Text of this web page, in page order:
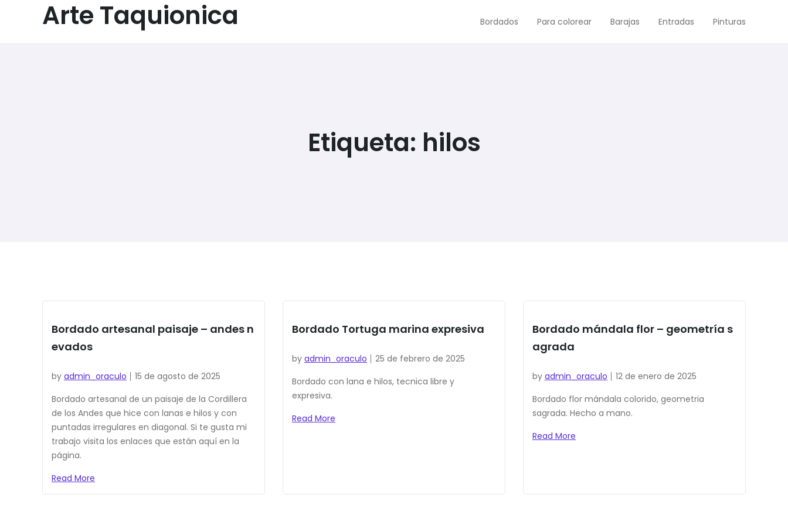
Arte Taquionica Bordados Para colorear Barajas Entradas Pinturas
Etiqueta: hilos
Bordado artesanal paisaje – andes n
evados
by admin_oraculo
15 de agosto de 2025
Bordado artesanal de un paisaje de la Cordillera
de los Andes que hice con lanas e hilos y con
puntadas irregulares en diagonal. Si te gusta mi
trabajo visita los enlaces que están aquí en la
página.
Read More
Bordado Tortuga marina expresiva
by admin_oraculo
25 de febrero de 2025
Bordado con lana e hilos, tecnica libre y
expresiva.
Read More
Bordado mándala flor – geometría s
agrada
by admin_oraculo
12 de enero de 2025
Bordado flor mándala colorido, geometria
sagrada. Hecho a mano.
Read More